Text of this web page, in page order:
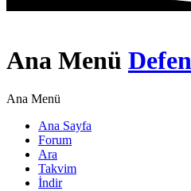
Ana Menü
Ana Menü
Ana Sayfa
Forum
Ara
Takvim
İndir